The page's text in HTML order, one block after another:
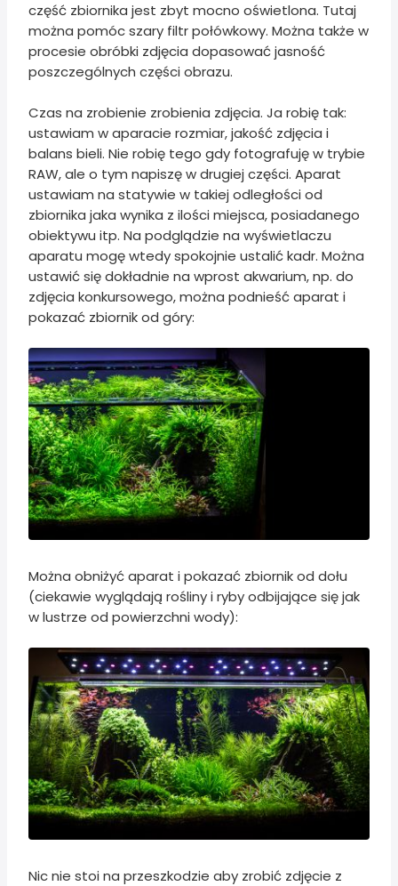
część zbiornika jest zbyt mocno oświetlona. Tutaj
można pomóc szary filtr połówkowy. Można także w
procesie obróbki zdjęcia dopasować jasność
poszczególnych części obrazu.
Czas na zrobienie zrobienia zdjęcia. Ja robię tak:
ustawiam w aparacie rozmiar, jakość zdjęcia i
balans bieli. Nie robię tego gdy fotografuję w trybie
RAW, ale o tym napiszę w drugiej części. Aparat
ustawiam na statywie w takiej odległości od
zbiornika jaka wynika z ilości miejsca, posiadanego
obiektywu itp. Na podglądzie na wyświetlaczu
aparatu mogę wtedy spokojnie ustalić kadr. Można
ustawić się dokładnie na wprost akwarium, np. do
zdjęcia konkursowego, można podnieść aparat i
pokazać zbiornik od góry:
Można obniżyć aparat i pokazać zbiornik od dołu
(ciekawie wyglądają rośliny i ryby odbijające się jak
w lustrze od powierzchni wody):
Nic nie stoi na przeszkodzie aby zrobić zdjęcie z